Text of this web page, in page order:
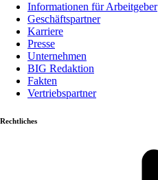
Informationen für Arbeitgeber
Geschäftspartner
Karriere
Presse
Unternehmen
BIG Redaktion
Fakten
Vertriebspartner
Rechtliches